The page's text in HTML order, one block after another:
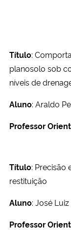
Título:
planosolo sob
níveis de
Aluno: Araldo
Professor
Título: Precisão
restituição
Aluno: José
Professor